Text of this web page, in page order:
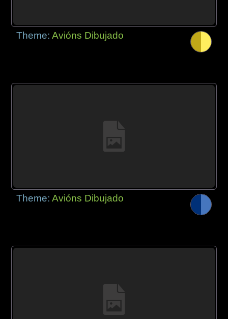
Theme:Avións Dibujado
Theme:Avións Dibujado